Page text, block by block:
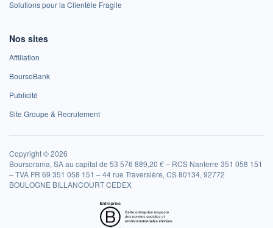
Solutions pour la Clientèle Fragile
Nos sites
Affiliation
BoursoBank
Publicité
Site Groupe & Recrutement
Copyright © 2026
Boursorama, SA au capital de 53 576 889,20 € – RCS Nanterre 351 058 151
– TVA FR 69 351 058 151 – 44 rue Traversière, CS 80134, 92772
BOULOGNE BILLANCOURT CEDEX